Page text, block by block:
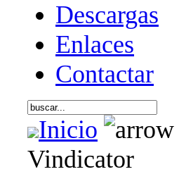
Descargas
Enlaces
Contactar
Inicio
Vindicator